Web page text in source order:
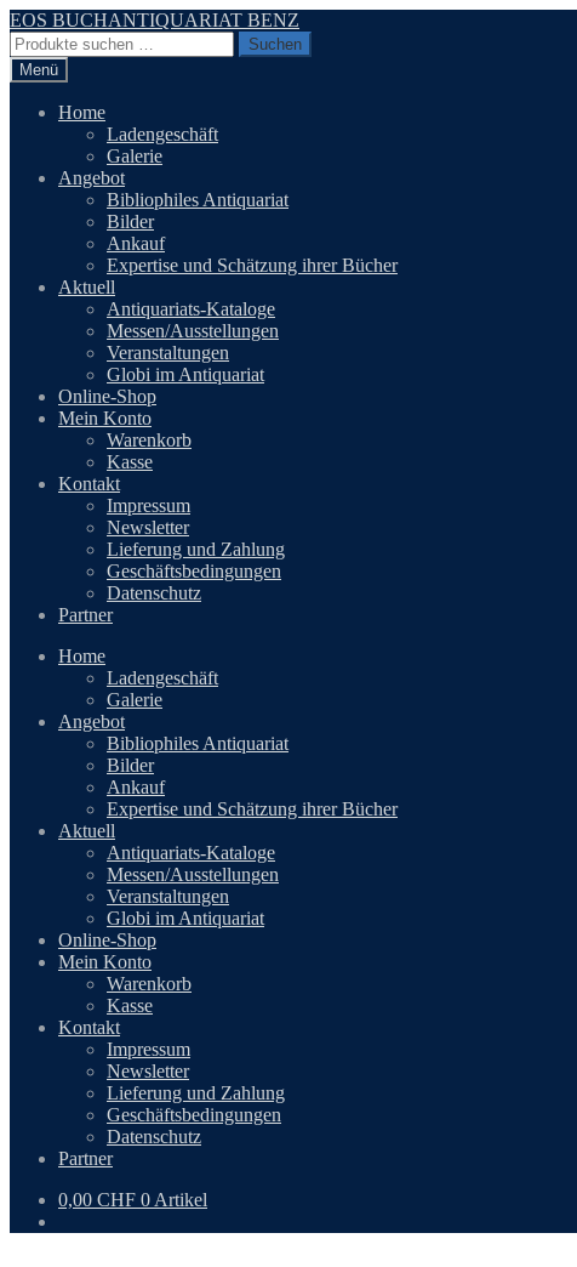
Zur
Navigation
springen
Zum
Inhalt
springen
EOS BUCHANTIQUARIAT BENZ
Suchen
nach:
Suchen
Menü
Home
Ladengeschäft
Galerie
Angebot
Bibliophiles Antiquariat
Bilder
Ankauf
Expertise und Schätzung ihrer Bücher
Aktuell
Antiquariats-Kataloge
Messen/Ausstellungen
Veranstaltungen
Globi im Antiquariat
Online-Shop
Mein Konto
Warenkorb
Kasse
Kontakt
Impressum
Newsletter
Lieferung und Zahlung
Geschäftsbedingungen
Datenschutz
Partner
Home
Ladengeschäft
Galerie
Angebot
Bibliophiles Antiquariat
Bilder
Ankauf
Expertise und Schätzung ihrer Bücher
Aktuell
Antiquariats-Kataloge
Messen/Ausstellungen
Veranstaltungen
Globi im Antiquariat
Online-Shop
Mein Konto
Warenkorb
Kasse
Kontakt
Impressum
Newsletter
Lieferung und Zahlung
Geschäftsbedingungen
Datenschutz
Partner
0,00 CHF 0 Artikel